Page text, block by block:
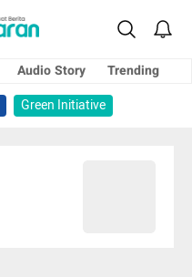
Audio Story
Trending
Green Initiative